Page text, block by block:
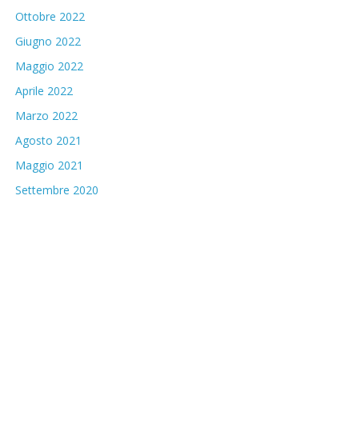
Ottobre 2022
Giugno 2022
Maggio 2022
Aprile 2022
Marzo 2022
Agosto 2021
Maggio 2021
Settembre 2020